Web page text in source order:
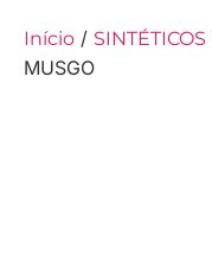
Início / SINTÉTICOS
MUSGO